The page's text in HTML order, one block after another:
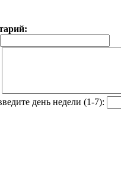
день недели (1-7):